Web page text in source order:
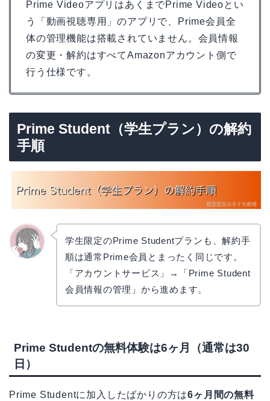
Prime VideoアプリはあくまでPrime Videoとい
う「動画視聴専用」のアプリで、Prime会員全
体の管理機能は搭載されていません。会員情報
の変更・解約はすべてAmazonアカウント側で
行う仕様です。
Prime Student（学生プラン）の解約
手順
学生限定のPrime Studentプランも、解約手
順は通常Prime会員とまったく同じです。
「アカウントサービス」→「Prime Student
会員情報の管理」から進めます。
Prime Studentの無料体験は6ヶ月（通常は30
日）
Prime Studentに加入したばかりの方は6ヶ月間の無料